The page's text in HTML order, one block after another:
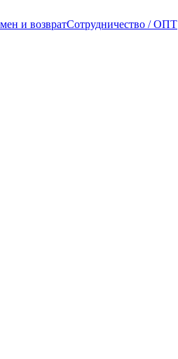
и возвратСотрудничество / ОПТ